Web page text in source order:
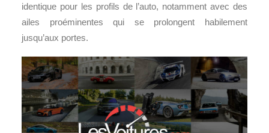
identique pour les profils de l’auto, notamment avec des
ailes proéminentes qui se prolongent habilement
jusqu’aux portes.